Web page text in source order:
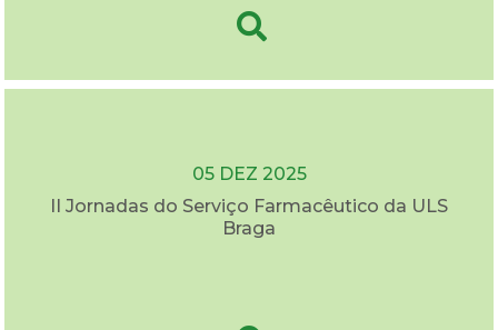
05 DEZ 2025
II Jornadas do Serviço Farmacêutico da ULS
Braga